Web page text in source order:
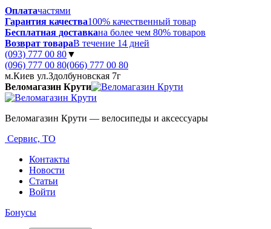
Оплатачастями
Гарантия качества100% качественный товар
Бесплатная доставкана более чем 80% товаров
Возврат товараВ течение 14 дней
(093) 777 00 80▼
(096) 777 00 80(066) 777 00 80
м.Киев ул.Здолбуновская 7г
Веломагазин Крути
Веломагазин Крути — велосипеды и аксессуары
Сервис, ТО
Контакты
Новости
Статьи
Войти
Бонусы